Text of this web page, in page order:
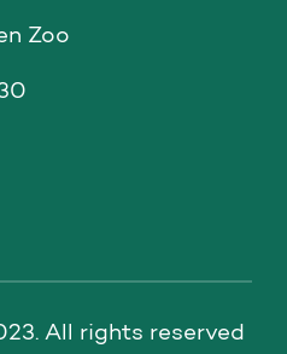
Zoo
All rights reserved